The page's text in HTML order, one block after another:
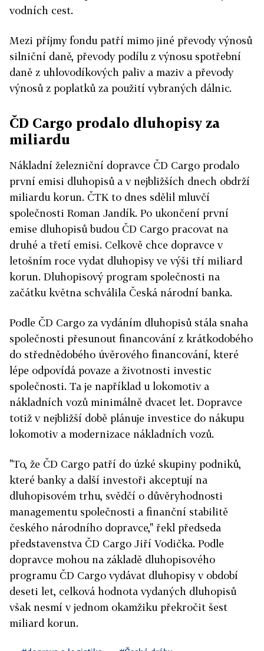
vodních cest.
Mezi příjmy fondu patří mimo jiné převody výnosů
silniční daně, převody podílu z výnosu spotřební
daně z uhlovodíkových paliv a maziv a převody
výnosů z poplatků za použití vybraných dálnic.
ČD Cargo prodalo dluhopisy za
miliardu
Nákladní železniční dopravce ČD Cargo prodalo
první emisi dluhopisů a v nejbližších dnech obdrží
miliardu korun. ČTK to dnes sdělil mluvčí
společnosti Roman Jandík. Po ukončení první
emise dluhopisů budou ČD Cargo pracovat na
druhé a třetí emisi. Celkově chce dopravce v
letošním roce vydat dluhopisy ve výši tří miliard
korun. Dluhopisový program společnosti na
začátku května schválila Česká národní banka.
Podle ČD Cargo za vydáním dluhopisů stála snaha
společnosti přesunout financování z krátkodobého
do střednědobého úvěrového financování, které
lépe odpovídá povaze a životnosti investic
společnosti. Ta je například u lokomotiv a
nákladních vozů minimálně dvacet let. Dopravce
totiž v nejbližší době plánuje investice do nákupu
lokomotiv a modernizace nákladních vozů.
"To, že ČD Cargo patří do úzké skupiny podniků,
které banky a další investoři akceptují na
dluhopisovém trhu, svědčí o důvěryhodnosti
managementu společnosti a finanční stabilitě
českého národního dopravce," řekl předseda
představenstva ČD Cargo Jiří Vodička. Podle
dopravce mohou na základě dluhopisového
programu ČD Cargo vydávat dluhopisy v období
deseti let, celková hodnota vydaných dluhopisů
však nesmí v jednom okamžiku překročit šest
miliard korun.